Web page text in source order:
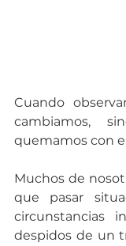
Cuando
cambiamos,
quemamos con
Muchos de
que pasar
circunstancias
despidos de un